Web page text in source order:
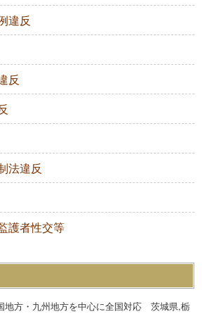
違反
反
法違反
護者性交等
地方・九州地方を中心に全国対応 茨城県,栃